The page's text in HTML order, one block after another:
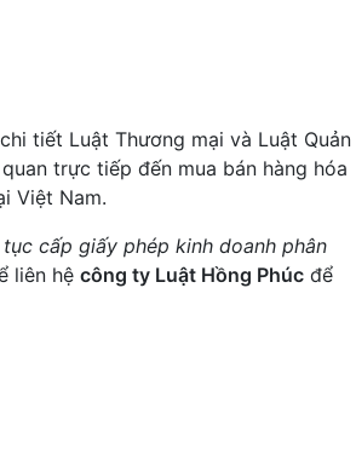
tiết Luật Thương mại và Luật Quản
trực tiếp đến mua bán hàng hóa
Việt Nam.
cấp giấy phép kinh doanh phân
liên hệ công ty Luật Hồng Phúc để